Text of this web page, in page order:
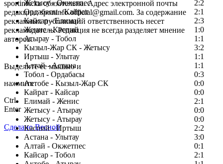
Жетысу - Окжетпес
2:2
Ордабасы - Кайрат
2:1
Кайсар - Елимай
2:3
Женис - Каспий
1:0
Атырау - Тобол
1:1
Кызыл-Жар СК - Жетысу
3:2
Иртыш - Улытау
1:1
Алтай - Астана
1:1
Тобол - Ордабасы
0:3
Актобе - Кызыл-Жар СК
0:0
Кайрат - Кайсар
0:0
Елимай - Женис
2:1
Жетысу - Атырау
0:0
Жетысу - Атырау
0:0
Каспий - Иртыш
2:2
Астана - Улытау
3:0
Алтай - Окжетпес
0:1
Кайсар - Тобол
2:1
sportinfo.kz обязательна. Адрес электронной почты
редакции: sportinfo.official@gmail.com. За содержание
рекламных публикаций ответственность несет
рекламодатель. Редакция не всегда разделяет мнение
авторов.
Заметили ошибку в тексте?
Выделите ее мышью и
нажмите
Ctrl
Enter
Сделано Весной